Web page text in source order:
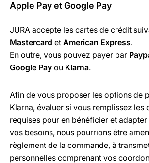
Apple Pay et Google Pay
JURA accepte les cartes de crédit
Mastercard et American Express.
En outre, vous pouvez payer par
Google Pay ou Klarna.
Afin de vous proposer les options de
Klarna, évaluer si vous remplissez les
requises pour en bénéficier et adapter
vos besoins, nous pourrions être
règlement de la commande, à
personnelles comprenant vos